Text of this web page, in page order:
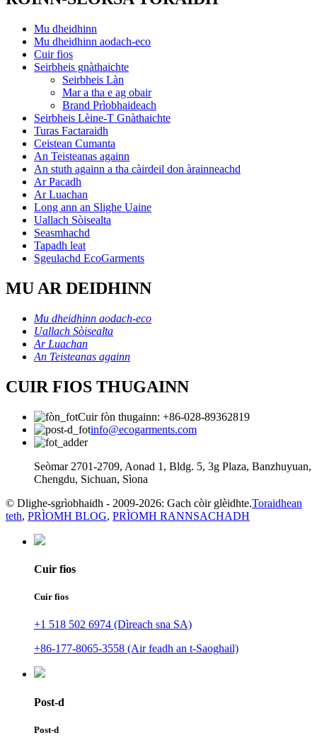
Mu dheidhinn
Mu dheidhinn aodach-eco
Cuir fios
Seirbheis gnàthaichte
Seirbheis Làn
Mar a tha e ag obair
Brand Prìobhaideach
Seirbheis Lèine-T Gnàthaichte
Turas Factaraidh
Ceistean Cumanta
An Teisteanas againn
An stuth againn a tha càirdeil don àrainneachd
Ar Pacadh
Ar Luachan
Long ann an Slighe Uaine
Uallach Sòisealta
Seasmhachd
Tapadh leat
Sgeulachd EcoGarments
MU AR DEIDHINN
Mu dheidhinn aodach-eco
Uallach Sòisealta
Ar Luachan
An Teisteanas againn
CUIR FIOS THUGAINN
Cuir fòn thugainn: +86-028-89362819
info@ecogarments.com
Seòmar 2701-2709, Aonad 1, Bldg. 5, 3g Plaza, Banzhuyuan,
Chengdu, Sichuan, Sìona
© Dlighe-sgrìobhaidh - 2009-2026: Gach còir glèidhte.Toraidhean
teth, PRÌOMH BLOG, PRÌOMH RANNSACHADH
Cuir fios
Cuir fios
+1 518 502 6974 (Dìreach sna SA)
+86-177-8065-3558 (Air feadh an t-Saoghail)
Post-d
Post-d